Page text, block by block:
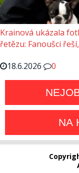
Krainová ukázala
řetězu: Fanoušci
18.6.2026
0
NA